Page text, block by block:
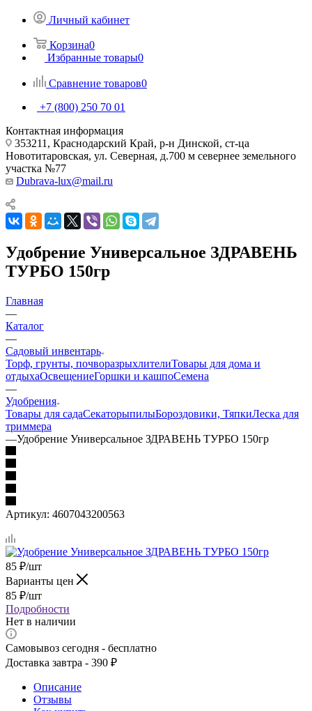
Личный кабинет
Корзина0
Избранные товары0
Сравнение товаров0
+7 (800) 250 70 01
Контактная информация
353211, Краснодарский Край, р-н Динской, ст-ца
Новотитаровская, ул. Северная, д.700 м севернее земельного
участка №77
Dubrava-lux@mail.ru
Удобрение Универсальное ЗДРАВЕНЬ
ТУРБО 150гр
Главная
—
Каталог
—
Садовый инвентарь
Торф, грунты, почворазрыхлителиТовары для дома и
отдыхаОсвещениеГоршки и кашпоСемена
—
Удобрения
Товары для садаСекаторыпилыБороздовики, ТяпкиЛеска для
триммера
—Удобрение Универсальное ЗДРАВЕНЬ ТУРБО 150гр
Артикул: 4607043200563
85 ₽/шт
Варианты цен
85 ₽/шт
Подробности
Нет в наличии
Самовывоз сегодня - бесплатно
Доставка завтра - 390 ₽
Описание
Отзывы